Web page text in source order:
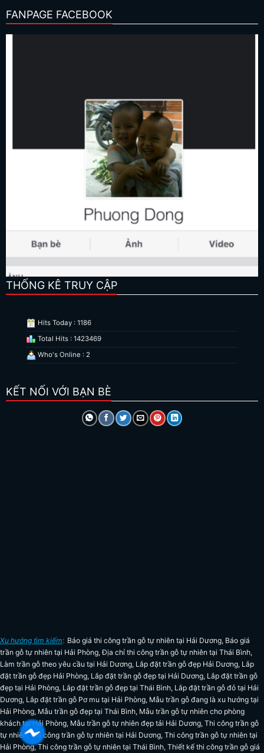
FANPAGE FACEBOOK
THỐNG KÊ TRUY CẬP
Hits Today : 1186
Total Hits : 1423469
Who's Online : 2
KẾT NỐI VỚI BẠN BÈ
Xu hướng tìm kiếm: Báo giá thi công trần gỗ tự nhiên tại Hải Dương, Báo giá
trần gỗ tự nhiên tại Hải Phòng,Địa chỉ thi công trần gỗ tự nhiên tại Thái Bình,
Làm trần gỗ theo yêu cầu tại Hải Dương, Lắp đặt trần gỗ đẹp Hải Dương, Lắp
đặt trần gỗ đẹp Hải Phòng, Lắp đặt trần gỗ đẹp tại Hải Dương, Lắp đặt trần gỗ
đẹp tại Hải Phòng, Lắp đặt trần gỗ đẹp tại Thái Bình, Lắp đặt trần gỗ đỏ tại Hải
Dương, Lắp đặt trần gỗ Pơ mu tại Hải Phòng, Mẫu trần gỗ đang là xu hướng tại
Hải Phòng, Mẫu trần gỗ đẹp tại Thái Bình, Mẫu trần gỗ tự nhiên cho phòng
khách tại Hải Phòng, Mẫu trần gỗ tự nhiên đẹp tải Hải Dương, Thi công trần gỗ
tự nhiên,Thi công trần gỗ tự nhiên tại Hải Dương, Thi công trần gỗ tự nhiên tại
Hải Phòng,Thi công trần gỗ tự nhiên tại Thái Bình, Thiết kế thi công trần gỗ giá